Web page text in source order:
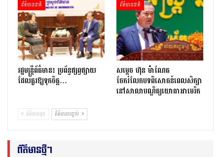
ព័ត៌មានជាតិ
រដ្ឋមន្ត្រីព័ត៌មាន៖ ប្រព័ន្ធផ្សព្វផ្សាយ
ដែលគួរឱ្យទុកចិត្ត…
ព័ត៌មានជាតិ
សម្តេច ហ៊ុន ម៉ាណែត
ចែករំលែកបទពិសោធន៍ពេលសិក្សា
នៅសាលាបណ្ឌិត្យ​យោ​ធា​អាមេរិក
ព័ត៌មានមុន ព័ត៌មានបន្ទាប់
ព័ត៌មានថ្មីៗ